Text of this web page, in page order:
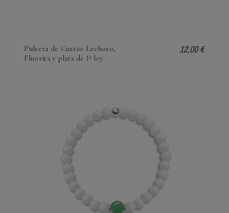
Pulsera de Cuarzo Lechoso,
Fluorita y plata de 1ª ley
12,00 €